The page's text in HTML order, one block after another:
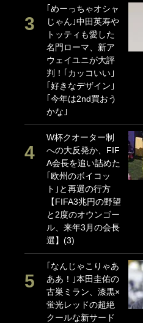
｢めーっちゃオシャ
じゃん｣中田英寿や
トッティも愛した
名門ローマ、新ア
ウェイユニが大評
判！｢カッコいい｣
｢好きなデザイン｣
｢今年は2nd買おう
かな｣
W杯クオーター制
への大反発か、FIF
A会長を追い詰めた
｢欧州のボイコッ
ト｣と再選の行方
【FIFA3兆円の野望
と2度のオウンゴー
ル、来年3月の会長
選】(3)
｢なんじゃこりゃあ
ああ！｣本田圭佑の
古巣ミラン、漆黒×
蛍光レッドの超絶
クールな新サード